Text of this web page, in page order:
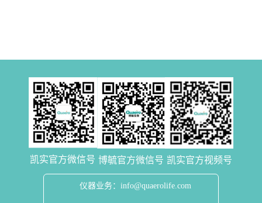
凯实官方微信号 博毓官方微信号 凯实官方视频号
仪器业务：info@quaerolife.com